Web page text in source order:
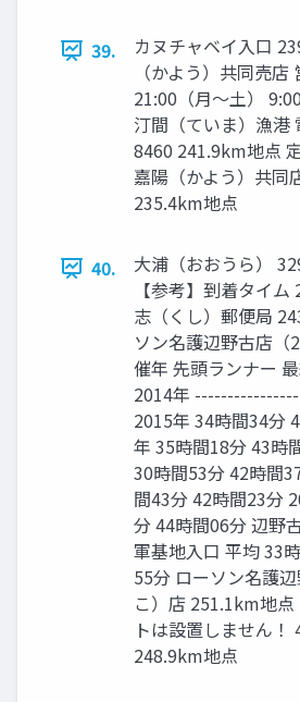
39.
カヌチャベイ入口
（かよう）共同売
21:00（月〜土）
汀間（ていま）漁港
8460 241.9km地点
嘉陽（かよう）共同
235.4km地点
40.
大浦（おおうら）
【参考】到着タイ
志（くし）郵便局
ソン名護辺野古店（
催年 先頭ランナー
2014年
2015年 34時間34分
年 35時間18分 43時
30時間53分 42時間
間43分 42時間23分
分 44時間06分 辺野
軍基地入口 平均 33
55分 ローソン名護
こ）店 251.1km地
トは設置しません！
248.9km地点